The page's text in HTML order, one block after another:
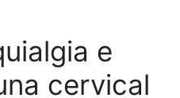
e
cervical